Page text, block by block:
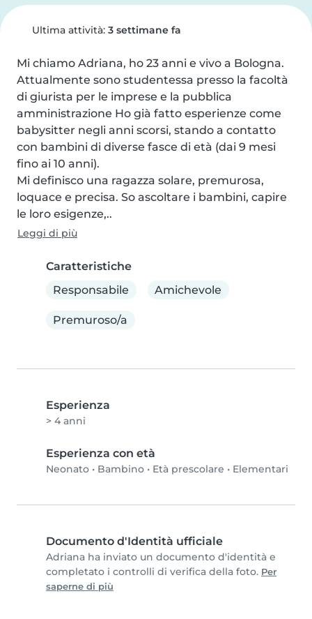
Ultima attività: 3 settimane fa
Mi chiamo Adriana, ho 23 anni e vivo a Bologna.
Attualmente sono studentessa presso la facoltà
di giurista per le imprese e la pubblica
amministrazione Ho già fatto esperienze come
babysitter negli anni scorsi, stando a contatto
con bambini di diverse fasce di età (dai 9 mesi
fino ai 10 anni).
Mi definisco una ragazza solare, premurosa,
loquace e precisa. So ascoltare i bambini, capire
le loro esigenze,..
Leggi di più
Caratteristiche
Responsabile
Amichevole
Premuroso/a
Esperienza
> 4 anni
Esperienza con età
Neonato • Bambino • Età prescolare • Elementari
Documento d'Identità ufficiale
Adriana ha inviato un documento d'identità e
completato i controlli di verifica della foto. Per
saperne di più